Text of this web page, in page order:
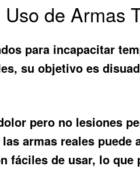
de Armas
para incapacitar
su objetivo es
pero no lesiones
armas reales
fáciles de usar, lo